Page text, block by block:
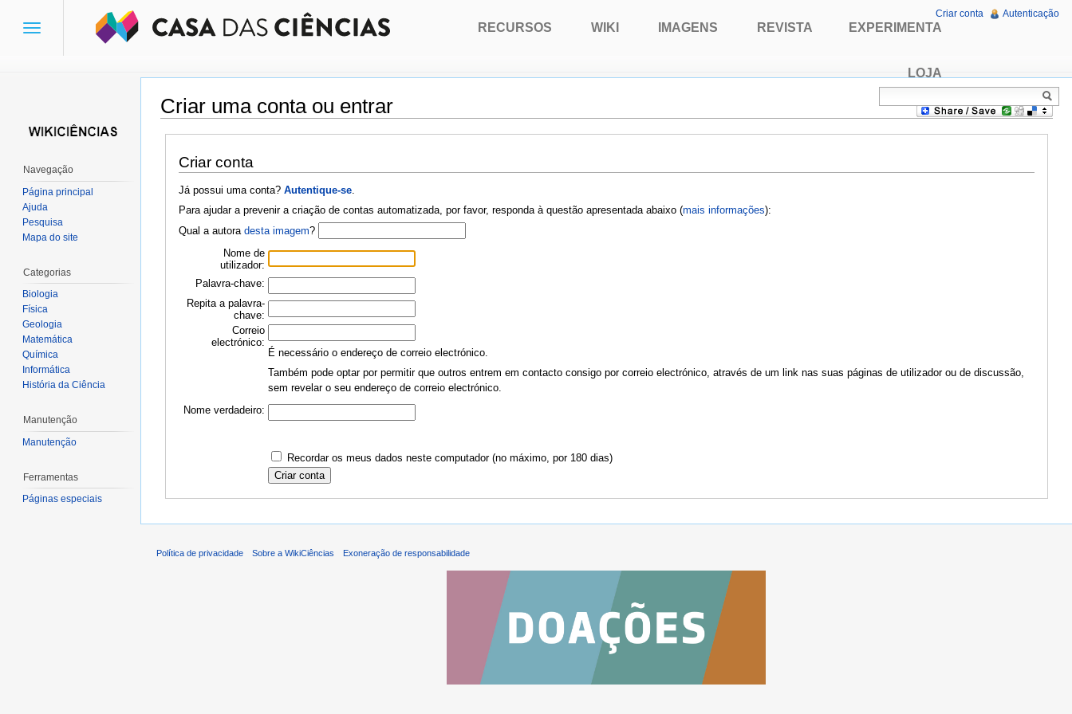
Criar uma conta ou entrar
Ir para:navegação,pesquisa
Criar conta
Já possui uma conta? Autentique-se.
Para ajudar a prevenir a criação de contas automatizada, por favor, responda à questão apresentada abaixo (mais informações):
Qual a autora desta imagem?
Nome de
utilizador:
Palavra-chave:
Repita a palavra-
chave:
Correio
electrónico:
É necessário o endereço de correio electrónico.
Também pode optar por permitir que outros entrem em contacto consigo por correio electrónico, através de um link nas suas páginas de utilizador ou de discussão,
sem revelar o seu endereço de correio electrónico.
Nome verdadeiro:
Recordar os meus dados neste computador (no máximo, por 180 dias)
Toggle
RECURSOS WIKI IMAGENS REVISTA EXPERIMENTA
LOJA
Criar conta Autenticação
Navegação
Página principal
Ajuda
Pesquisa
Mapa do site
Categorias
Biologia
Física
Geologia
Matemática
Química
Informática
História da Ciência
Manutenção
Manutenção
Ferramentas
Páginas especiais
Política de privacidade Sobre a WikiCiências Exoneração de responsabilidade